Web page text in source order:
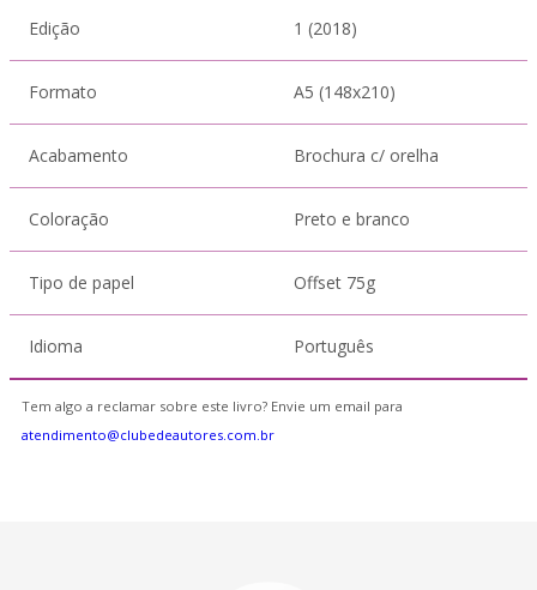
Edição 1 (2018)
Formato A5 (148x210)
Acabamento Brochura c/ orelha
Coloração Preto e branco
Tipo de papel Offset 75g
Idioma Português
Tem algo a reclamar sobre este livro? Envie um email para
atendimento@clubedeautores.com.br